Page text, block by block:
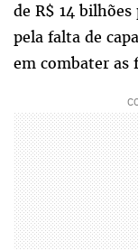
de R$ 14
pela falta de
em combater as